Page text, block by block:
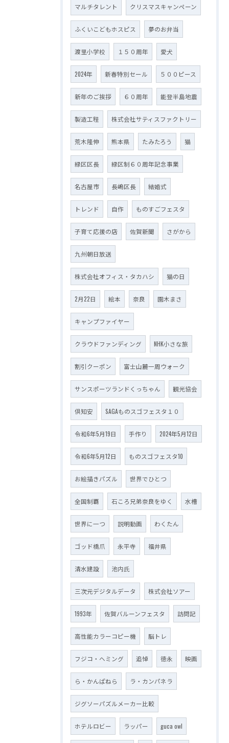
マルチタレント クリスマスキャンペーン
ふくいこどもホスピス 夢のお弁当
渡里小学校 １５０周年 愛犬
2024年 新春特別セール ５００ピース
新年のご挨拶 ６０周年 能登半島地震
製造工程 株式会社サティスファクトリー
荒木隆伸 熊本県 たみたろう 猫
緑区区長 緑区制６０周年記念事業
名古屋市 長嶋区長 結婚式
トレンド 自作 ものすごフェスタ
子育て応援の店 佐賀新聞 さがから
九州朝日放送
株式会社オフィス・タカハシ 猫の日
2月22日 絵本 奈良 園木まさ
キャンプファイヤー
クラウドファンディング NHK小さな旅
割引クーポン 富士山麓一周ウォーク
サンスポーツランドくっちゃん 観光協会
倶知安 SAGAものスゴフェスタ１０
令和6年5月19日 手作り 2024年5月12日
令和6年5月12日 ものスゴフェスタ10
お絵描きパズル 世界でひとつ
全国制覇 石ころ兄弟奈良をゆく 水槽
世界に一つ 説明動画 わくたん
ゴッド橋爪 永平寺 福井県
清水建設 池内氏
三次元デジタルデータ 株式会社ソアー
1993年 佐賀バルーンフェスタ 訪問記
高性能カラーコピー機 脳トレ
フジコ・ヘミング 追悼 徳永 映画
ら・かんぱねら ラ・カンパネラ
ジグソーパズルメーカー比較
ホテルロビー ラッパー guca owl